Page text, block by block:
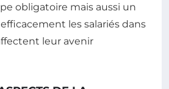
obligatoire mais aussi un
les salariés dans
leur avenir